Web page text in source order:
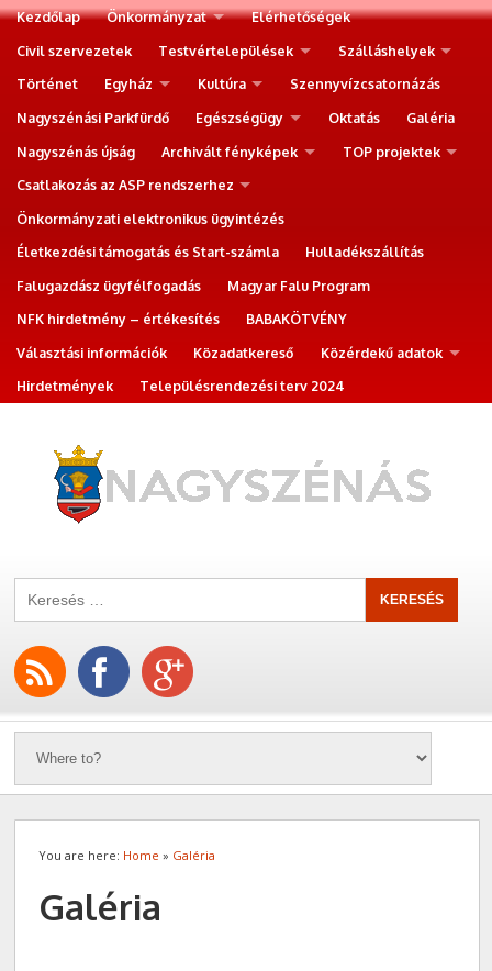
Kezdőlap Önkormányzat
Elérhetőségek
Civil szervezetek
Testvértelepülések
Szálláshelyek
Történet
Egyház Kultúra
Szennyvízcsatornázás
Nagyszénási Parkfürdő
Egészségügy Oktatás
Galéria
Nagyszénás újság
Archivált fényképek
TOP projektek
Csatlakozás az ASP rendszerhez
Önkormányzati elektronikus ügyintézés
Életkezdési támogatás és Start-számla
Hulladékszállítás
Falugazdász ügyfélfogadás
Magyar Falu Program
NFK hirdetmény – értékesítés
BABAKÖTVÉNY
Választási információk
Közadatkereső
Közérdekű adatok
Hirdetmények
Településrendezési terv 2024
You are here: Home » Galéria
Galéria